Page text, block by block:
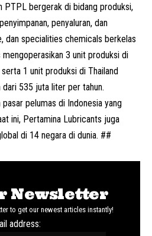
PTPL bergerak di bidang produksi,
penyaluran, dan
dan specialities chemicals berkelas
3 unit produksi di
1 unit produksi di Thailand
535 juta liter per tahun.
pelumas di Indonesia yang
ini, Pertamina Lubricants juga
di 14 negara di dunia. ##
Newsletter
to get our newest articles instantly!
address: